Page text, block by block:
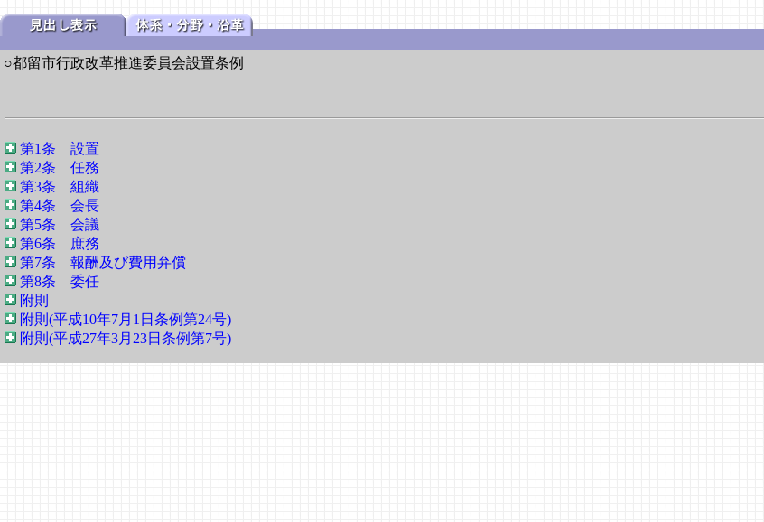
○都留市行政改革推進委員会設置条例
第1条 設置
第2条 任務
第3条 組織
第4条 会長
第5条 会議
第6条 庶務
第7条 報酬及び費用弁償
第8条 委任
附則
附則(平成10年7月1日条例第24号)
附則(平成27年3月23日条例第7号)